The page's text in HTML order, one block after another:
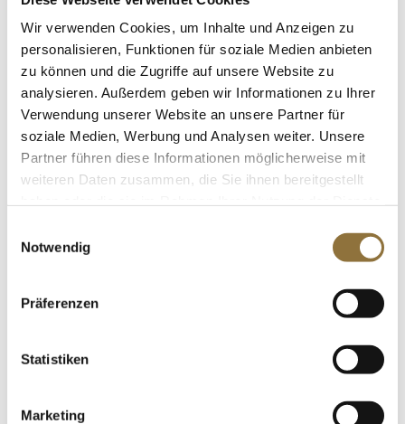
Wir verwenden Cookies, um Inhalte und Anzeigen zu
personalisieren, Funktionen für soziale Medien anbieten
zu können und die Zugriffe auf unsere Website zu
analysieren. Außerdem geben wir Informationen zu Ihrer
Verwendung unserer Website an unsere Partner für
soziale Medien, Werbung und Analysen weiter. Unsere
Partner führen diese Informationen möglicherweise mit
weiteren Daten zusammen, die Sie ihnen bereitgestellt
Notwendig
Präferenzen
Statistiken
Marketing
St.
Avocado-Paste, Guacamole, ungewürzt,
TK, 500 g
Art.Nr.:12128
€ 24,48/ kg